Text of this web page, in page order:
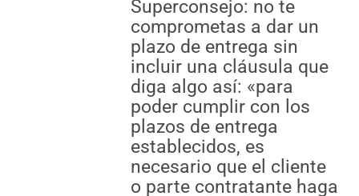
Superconsejo: no te
comprometas a dar un
plazo de entrega sin
incluir una cláusula que
diga algo así: «para
poder cumplir con los
plazos de entrega
establecidos, es
necesario que el cliente
o parte contratante haga